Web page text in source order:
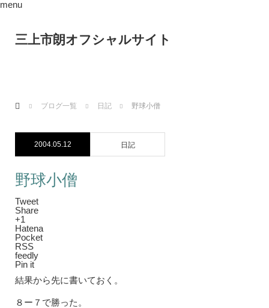
三上市朗オフシャルサイト
menu
ブログ一覧
日記 野球小僧
2004.05.12 日記
野球小僧
Tweet
Share
+1
Hatena
Pocket
RSS
feedly
Pin it
結果から先に書いておく。
８ー７で勝った。